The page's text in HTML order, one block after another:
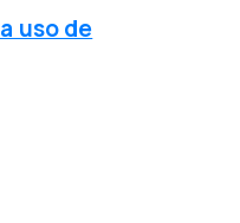
uso de